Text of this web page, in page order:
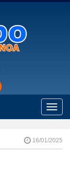
Toggle
16/01/2025